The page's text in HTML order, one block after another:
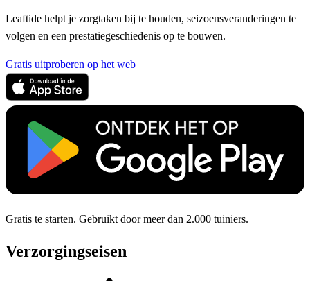
Leaftide helpt je zorgtaken bij te houden, seizoensveranderingen te
volgen en een prestatiegeschiedenis op te bouwen.
Gratis uitproberen op het web
Gratis te starten. Gebruikt door meer dan 2.000 tuiniers.
Verzorgingseisen